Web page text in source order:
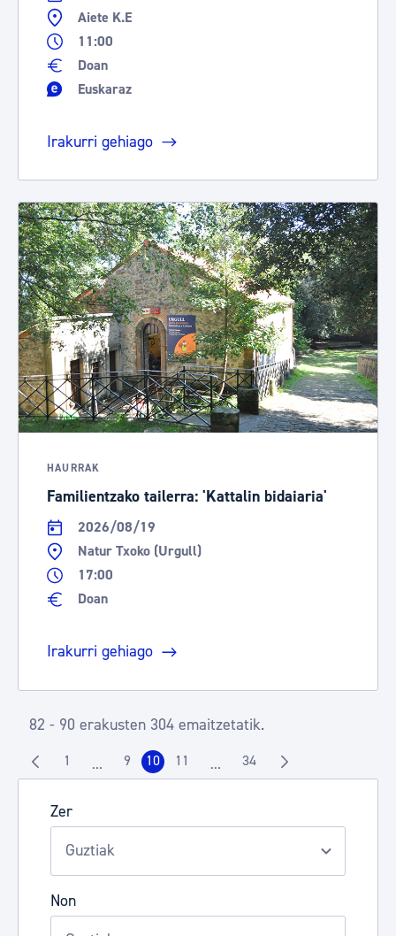
Zer
Non
Aiete K.E
11:00
Doan
Euskaraz
Irakurri gehiago
HAURRAK
Familientzako tailerra: 'Kattalin bidaiaria'
2026/08/19
Natur Txoko (Urgull)
17:00
Doan
Irakurri gehiago
82 - 90 erakusten 304 emaitzetatik.
Orrialdea
1 ...Intermediate Pages Use TAB to navigate.
Orrialdea
9 Orrialdea
10 Orrialdea
11 ...Intermediate Pages Use TAB
Orrialdea
34